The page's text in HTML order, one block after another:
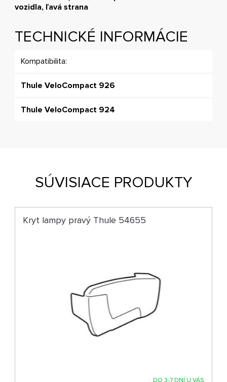
vozidla, ľavá strana
TECHNICKÉ INFORMÁCIE
Kompatibilita:
Thule VeloCompact 926
Thule VeloCompact 924
SÚVISIACE PRODUKTY
Kryt lampy pravý Thule 54655
DO 3-7 DNÍ U VÁS